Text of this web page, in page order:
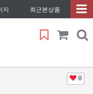
지 최근본상품
0